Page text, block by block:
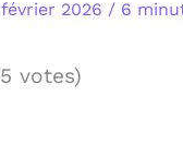
2026 / 6
votes)